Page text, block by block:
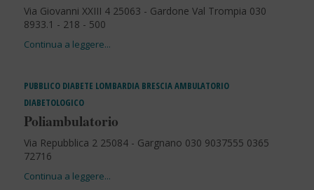
Via Giovanni XXIII 4 25063 - Gardone Val Trompia 030
8933.1 - 218 - 500
PUBBLICO DIABETE LOMBARDIA BRESCIAAMBULATORIO
DIABETOLOGICO
Poliambulatorio
Via Repubblica 2 25084 - Gargnano 030 9037555 0365
72716